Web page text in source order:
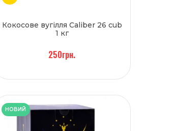
Кокосове вугілля Caliber 26 cub
1 кг
250грн.
НОВИЙ